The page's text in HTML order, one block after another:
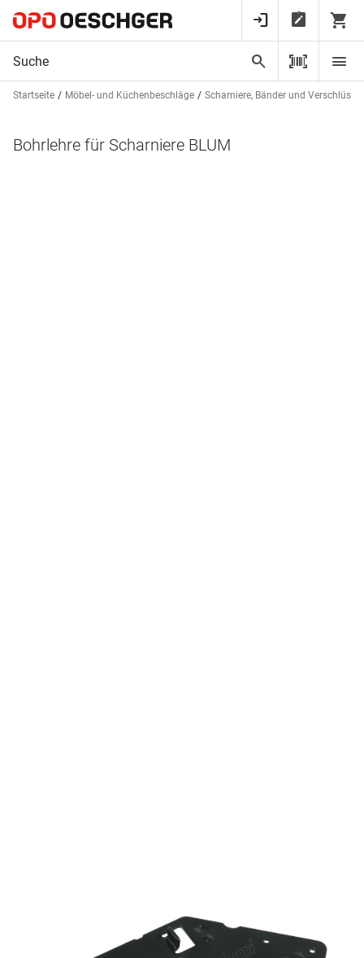
Startseite Möbel- und Küchenbeschläge Scharniere, Bänder und Verschlüsse
Bohrlehre für Scharniere BLUM